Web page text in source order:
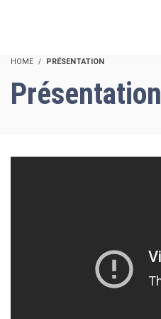
HOME PRÉSENTATION
Présentation